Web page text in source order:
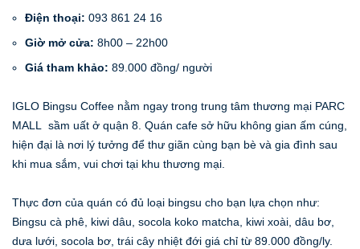
Điện thoại: 093 861 24 16
Giờ mở cửa: 8h00 – 22h00
Giá tham khảo: 89.000 đồng/ người
IGLO Bingsu Coffee nằm ngay trong trung tâm thương mại PARC
MALL sầm uất ở quận 8. Quán cafe sở hữu không gian ấm cúng,
hiện đại là nơi lý tưởng để thư giãn cùng bạn bè và gia đình sau
khi mua sắm, vui chơi tại khu thương mại.
Thực đơn của quán có đủ loại bingsu cho bạn lựa chọn như:
Bingsu cà phê, kiwi dâu, socola koko matcha, kiwi xoài, dâu bơ,
dưa lưới, socola bơ, trái cây nhiệt đới giá chỉ từ 89.000 đồng/ly.